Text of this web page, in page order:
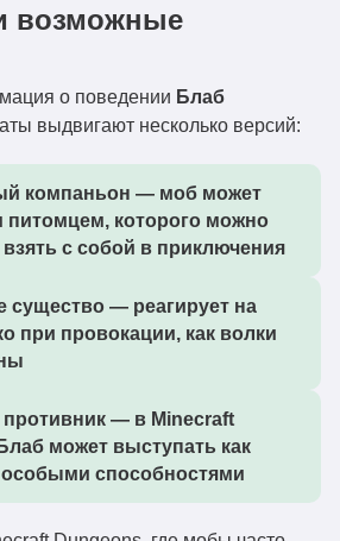
возможные
о поведении Блаб
выдвигают несколько версий:
компаньон — моб может
питомцем, которого можно
с собой в приключения
существо — реагирует на
при провокации, как волки
— в Minecraft
Блаб может выступать как
способностями